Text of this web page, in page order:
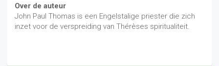
Over de auteur
John Paul Thomas is een Engelstalige priester die zich
inzet voor de verspreiding van Thérèses spiritualiteit.